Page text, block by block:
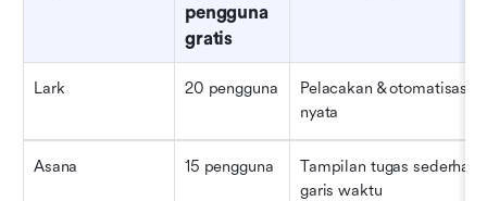
pengguna
gratis
Lark 20 pengguna
Pelacakan & otomatisasi
nyata
Asana 15 pengguna
Tampilan tugas
garis waktu